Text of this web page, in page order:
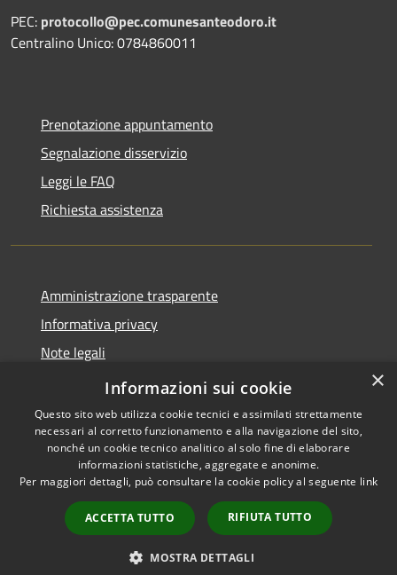
PEC: protocollo@pec.comunesanteodoro.it
Centralino Unico: 0784860011
Prenotazione appuntamento
Segnalazione disservizio
Leggi le FAQ
Richiesta assistenza
Amministrazione trasparente
Informativa privacy
Note legali
Dichiarazione di accessibilità
Accessibilità
Copyright © 2026 • Comune di
San Teodoro • Powered by
Municipium•
Accesso
redazione
×
Informazioni sui cookie
Questo sito web utilizza cookie tecnici e assimilati strettamente
necessari al corretto funzionamento e alla navigazione del sito,
nonché un cookie tecnico analitico al solo fine di elaborare
informazioni statistiche, aggregate e anonime.
Per maggiori dettagli, può consultare la cookie policy al seguente link
ACCETTA TUTTO RIFIUTA TUTTO
MOSTRA DETTAGLI